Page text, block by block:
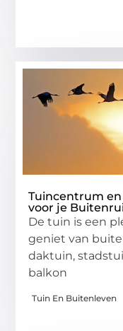
Tuincentrum en
voor je
De tuin is een
geniet van
daktuin,
balkon
Tuin En Buitenleven